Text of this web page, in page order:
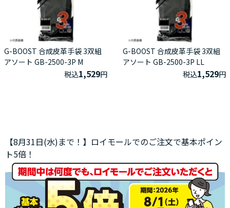
G-BОOST 合成皮革手袋 3双組
アソート GB-2500-3P M
税込1,529円
G-BОOST 合成皮革手袋 3双組
アソート GB-2500-3P LL
税込1,529円
【8月31日(水)まで！】ロイモールでのご注文で基本ポイン
ト5倍！